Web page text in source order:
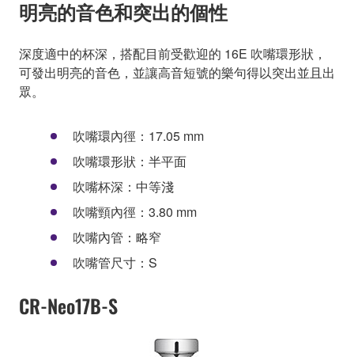
明亮的音色和突出的個性
深度適中的杯深，搭配目前受歡迎的 16E 吹嘴環形狀，
可發出明亮的音色，並讓高音短號的樂句得以突出並且出
眾。
吹嘴環內徑：17.05 mm
吹嘴環形狀：半平面
吹嘴杯深：中等淺
吹嘴頸內徑：3.80 mm
吹嘴內管：略窄
吹嘴管尺寸：S
CR-Neo17B-S